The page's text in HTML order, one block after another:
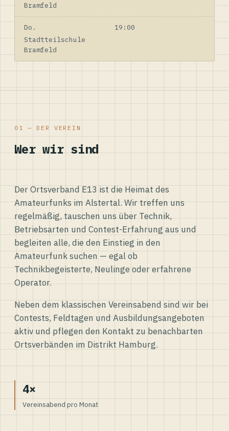
Bramfeld
Do.
19:00
Stadtteilschule
Bramfeld
01 — DER VEREIN
Wer wir sind
Der Ortsverband E13 ist die Heimat des
Amateurfunks im Alstertal. Wir treffen uns
regelmäßig, tauschen uns über Technik,
Betriebsarten und Contest-Erfahrung aus und
begleiten alle, die den Einstieg in den
Amateurfunk suchen — egal ob
Technikbegeisterte, Neulinge oder erfahrene
Operator.
Neben dem klassischen Vereinsabend sind wir bei
Contests, Feldtagen und Ausbildungsangeboten
aktiv und pflegen den Kontakt zu benachbarten
Ortsverbänden im Distrikt Hamburg.
4×
Vereinsabend pro Monat